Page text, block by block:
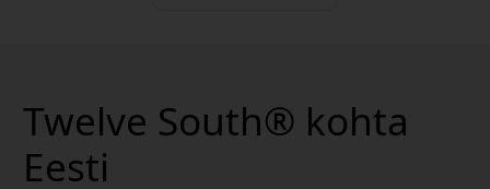
Twelve South® kohta
Eesti